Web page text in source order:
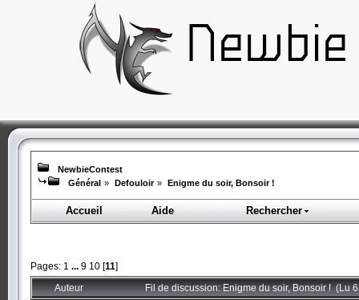
NewbieContest
Général » Defouloir » Enigme du soir, Bonsoir !
Accueil Aide Rechercher
Pages: 1 ... 9 10 [11]
Auteur Fil de discussion: Enigme du soir, Bonsoir ! (Lu